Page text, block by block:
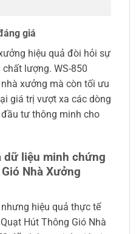
giá
hiệu quả đòi hỏi sự
lượng. WS-850
xưởng mà còn tối ưu
giá trị vượt xa các dòng
tư thông minh cho
dữ liệu minh chứng
Nhà Xưởng
hiệu quả thực tế
Hút Thông Gió Nhà